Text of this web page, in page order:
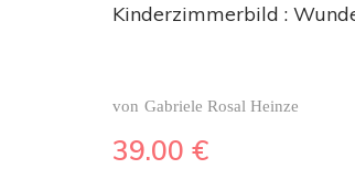
Kinderzimmerbild :
von Gabriele Rosal Heinze
39.00 €